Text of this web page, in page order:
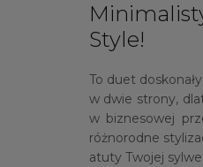
Style!
To duet
w dwie strony,
w biznesowej
różnorodne
atuty Twojej